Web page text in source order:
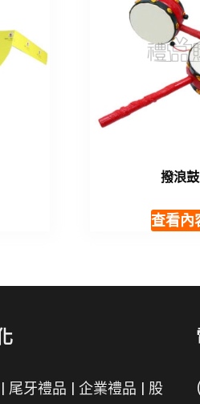
撥浪鼓
查看內
尾牙禮品 | 企業禮品 | 股